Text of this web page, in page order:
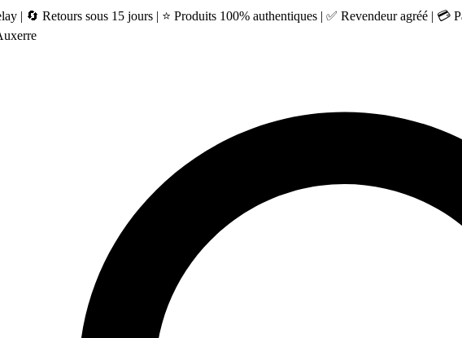
| 🔄 Retours sous 15 jours | ⭐ Produits 100% authentiques | ✅ Revendeur agréé | 💳